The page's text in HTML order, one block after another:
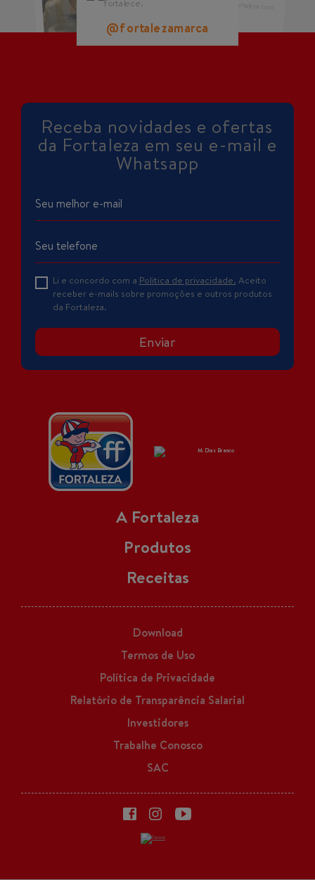
@fortalezamarca
@fortalezamarca@fortalezamarca
Receba novidades e ofertas
da Fortaleza em seu e-mail e
Whatsapp
Li e concordo com a Politica de privacidade. Aceito
receber e-mails sobre promoções e outros produtos
da Fortaleza.
Enviar
A Fortaleza
Produtos
Receitas
Download
Termos de Uso
Política de Privacidade
Relatório de Transparência Salarial
Investidores
Trabalhe Conosco
SAC